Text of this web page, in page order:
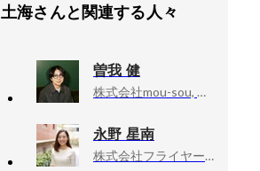
土海さんと関連する人々
曽我 健
株式会社mou-sou, 取締役
永野 星南
株式会社フライヤー, 人事マネジャー